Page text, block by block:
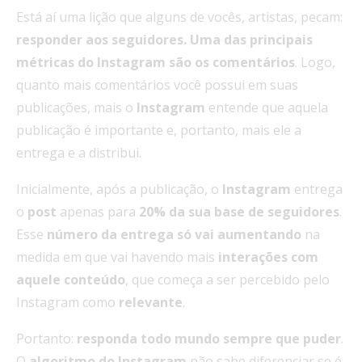
Está aí uma lição que alguns de vocês, artistas, pecam:
responder aos seguidores. Uma das principais
métricas do Instagram são os comentários. Logo,
quanto mais comentários você possui em suas
publicações, mais o Instagram entende que aquela
publicação é importante e, portanto, mais ele a
entrega e a distribui.
Inicialmente, após a publicação, o Instagram entrega
o post apenas para 20% da sua base de seguidores.
Esse número da entrega só vai aumentando na
medida em que vai havendo mais interações com
aquele conteúdo, que começa a ser percebido pelo
Instagram como relevante.
Portanto: responda todo mundo sempre que puder.